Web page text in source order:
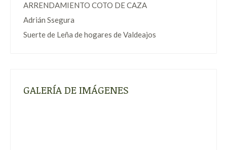
ARRENDAMIENTO COTO DE CAZA
Adrián Ssegura
Suerte de Leña de hogares de Valdeajos
GALERÍA DE IMÁGENES